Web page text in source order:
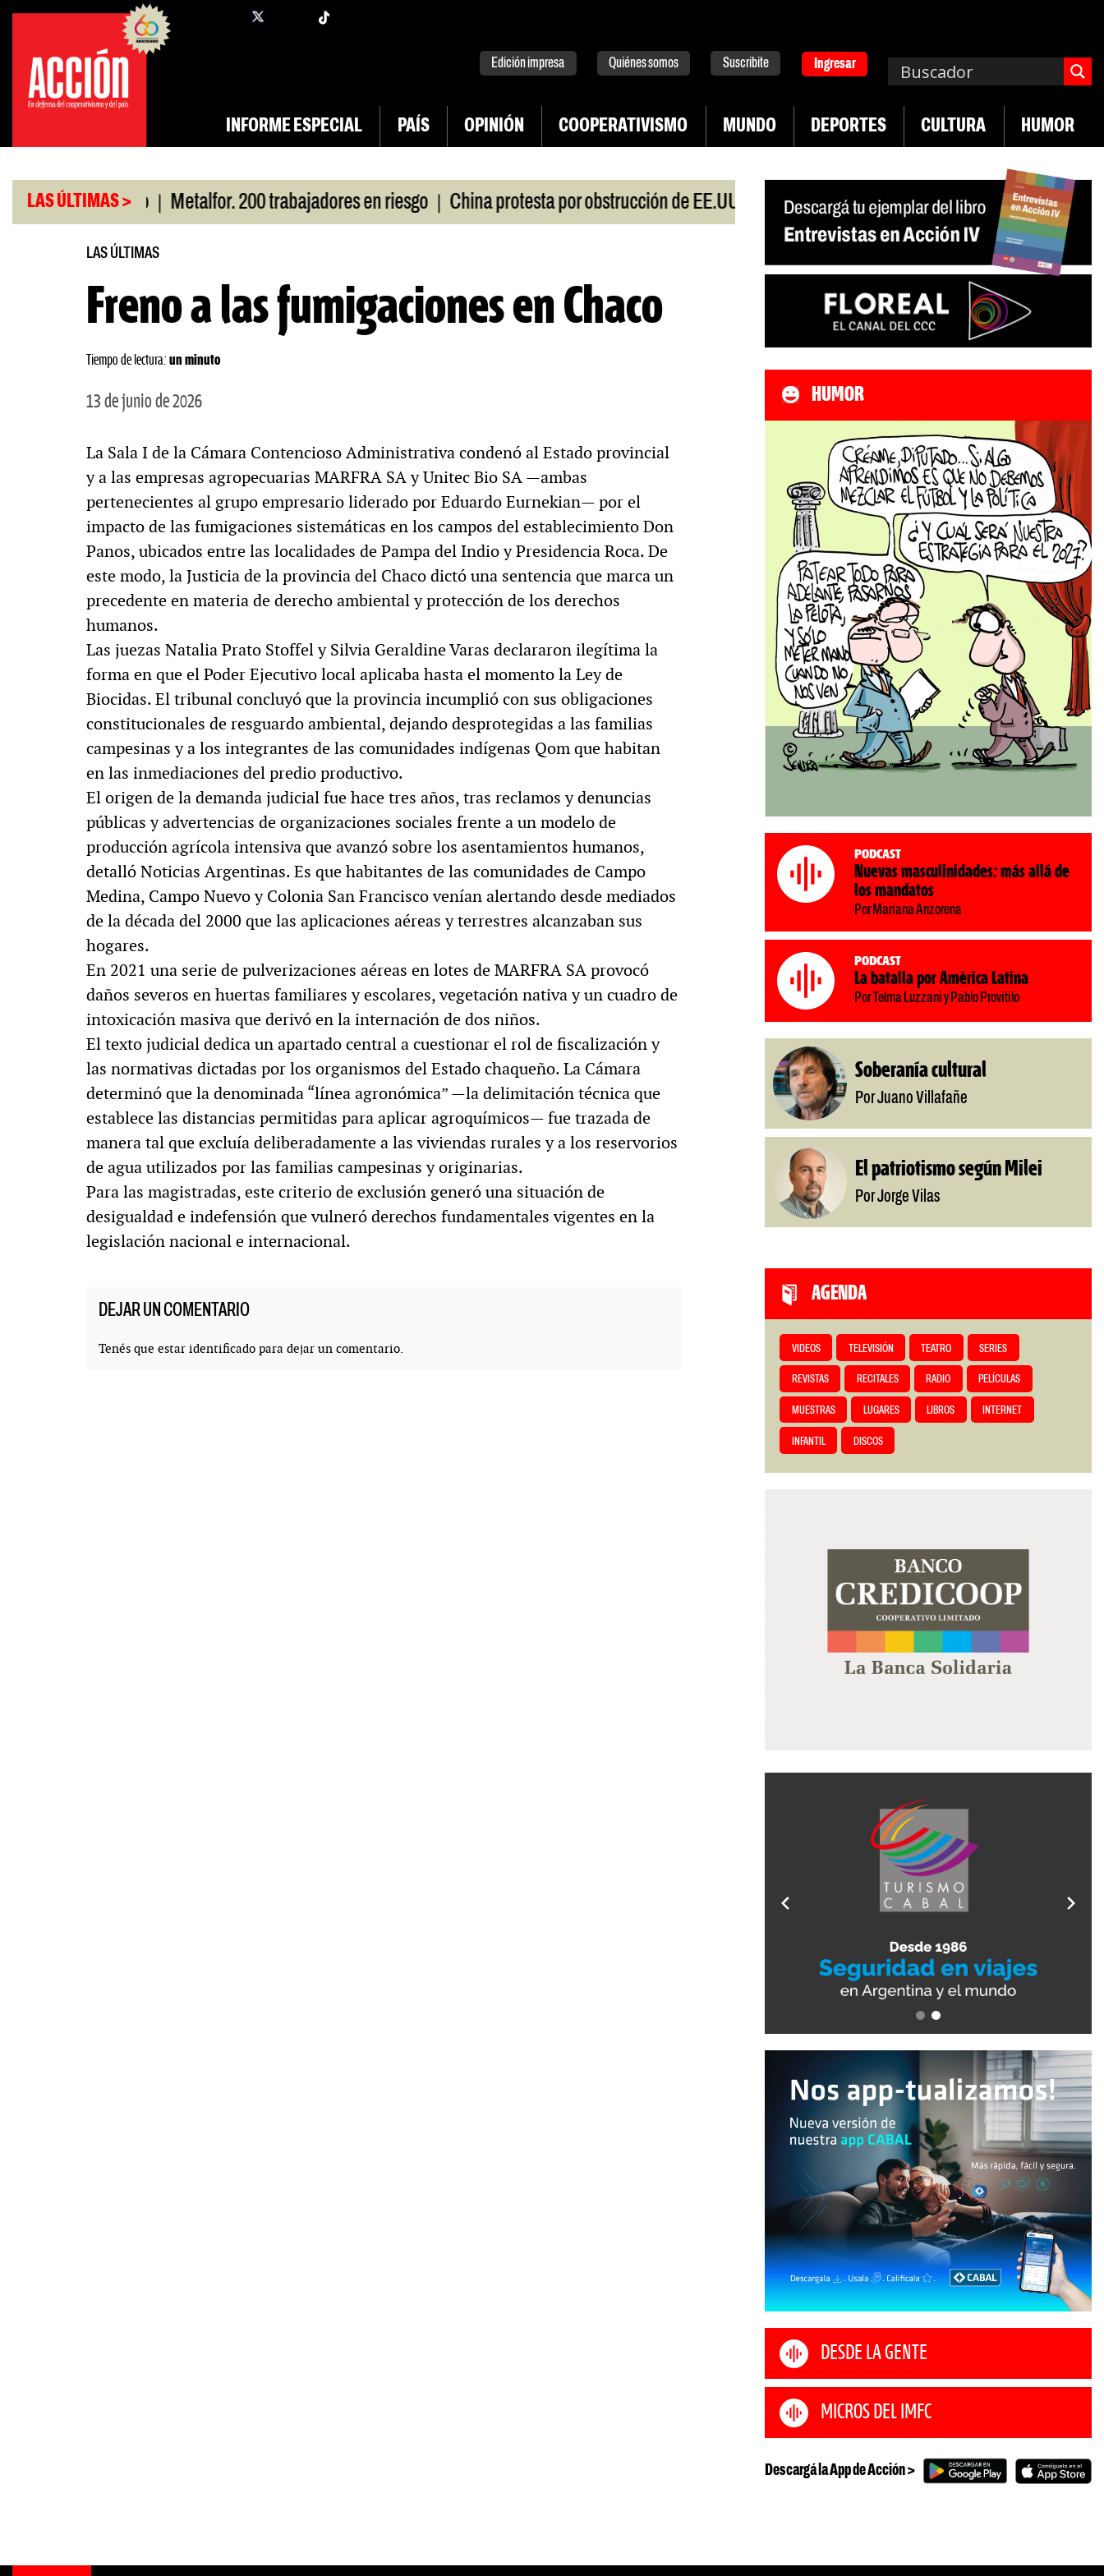
Saltar
contenido
facebook
Edición impresa Quiénes somos Suscribite Ingresar
INFORME ESPECIAL PAÍS OPINIÓN COOPERATIVISMO MUNDO DEPORTES CULTURA HUMOR
LAS ÚLTIMAS >
San Cayetano | Metalfor. 200 trabajadores en riesgo | China protesta por obstrucción de EE.UU en Neuquén | Miguel Díaz-Canel: «Es un genocidio»
LAS ÚLTIMAS
Freno a las fumigaciones en Chaco
Tiempo de lectura: un minuto
13 de junio de 2026
La Sala I de la Cámara Contencioso Administrativa condenó al Estado provincial
y a las empresas agropecuarias MARFRA SA y Unitec Bio SA —ambas
pertenecientes al grupo empresario liderado por Eduardo Eurnekian— por el
impacto de las fumigaciones sistemáticas en los campos del establecimiento Don
Panos, ubicados entre las localidades de Pampa del Indio y Presidencia Roca. De
este modo, la Justicia de la provincia del Chaco dictó una sentencia que marca un
precedente en materia de derecho ambiental y protección de los derechos
humanos.
Las juezas Natalia Prato Stoffel y Silvia Geraldine Varas declararon ilegítima la
forma en que el Poder Ejecutivo local aplicaba hasta el momento la Ley de
Biocidas. El tribunal concluyó que la provincia incumplió con sus obligaciones
constitucionales de resguardo ambiental, dejando desprotegidas a las familias
campesinas y a los integrantes de las comunidades indígenas Qom que habitan
en las inmediaciones del predio productivo.
El origen de la demanda judicial fue hace tres años, tras reclamos y denuncias
públicas y advertencias de organizaciones sociales frente a un modelo de
producción agrícola intensiva que avanzó sobre los asentamientos humanos,
detalló Noticias Argentinas. Es que habitantes de las comunidades de Campo
Medina, Campo Nuevo y Colonia San Francisco venían alertando desde mediados
de la década del 2000 que las aplicaciones aéreas y terrestres alcanzaban sus
hogares.
En 2021 una serie de pulverizaciones aéreas en lotes de MARFRA SA provocó
daños severos en huertas familiares y escolares, vegetación nativa y un cuadro de
intoxicación masiva que derivó en la internación de dos niños.
El texto judicial dedica un apartado central a cuestionar el rol de fiscalización y
las normativas dictadas por los organismos del Estado chaqueño. La Cámara
determinó que la denominada “línea agronómica” —la delimitación técnica que
establece las distancias permitidas para aplicar agroquímicos— fue trazada de
manera tal que excluía deliberadamente a las viviendas rurales y a los reservorios
de agua utilizados por las familias campesinas y originarias.
Para las magistradas, este criterio de exclusión generó una situación de
desigualdad e indefensión que vulneró derechos fundamentales vigentes en la
legislación nacional e internacional.
DEJAR UN COMENTARIO
Tenés que estar identificadopara dejar un comentario.
HUMOR
Podcast
Nuevas masculinidades: más allá de
los mandatos
Por Mariana Anzorena
Podcast
La batalla por América Latina
Por Telma Luzzani y Pablo Provitilo
Soberanía cultural
Por Juano Villafañe
El patriotismo según Milei
Por Jorge Vilas
AGENDA
VIDEOS TELEVISIÓN TEATRO SERIES
REVISTAS RECITALES RADIO PELÍCULAS
MUESTRAS LUGARES LIBROS INTERNET
INFANTIL DISCOS
DESDE LA GENTE
MICROS DEL IMFC
Descargá la App de Acción >